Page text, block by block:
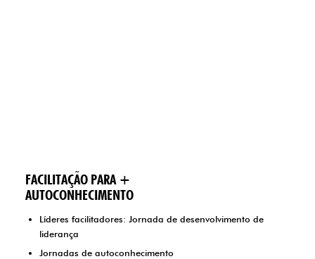
FACILITAÇÃO PARA +
AUTOCONHECIMENTO
Líderes facilitadores: Jornada de desenvolvimento de
liderança
Jornadas de autoconhecimento